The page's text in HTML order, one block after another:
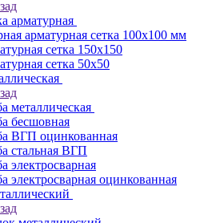
арматурная
арматурная сетка 100х100 мм
сетка 150х150
сетка 50х50
металлическая
бесшовная
ВГП оцинкованная
стальная ВГП
электросварная
электросварная оцинкованная